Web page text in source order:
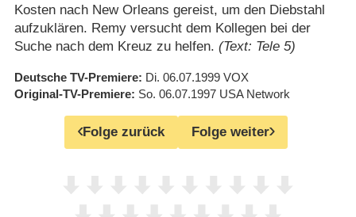
Kosten nach New Orleans gereist, um den Diebstahl
aufzuklären. Remy versucht dem Kollegen bei der
Suche nach dem Kreuz zu helfen. (Text: Tele 5)
Deutsche TV-Premiere Di. 06.07.1999 VOX
Original-TV-Premiere So. 06.07.1997 USA Network
Folge zurück Folge weiter